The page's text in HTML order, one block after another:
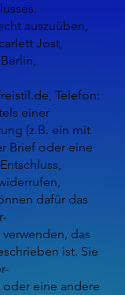
auszuüben,
Jost,
, Telefon:
einer
(z.B. ein mit
Brief oder eine
dafür das
das
ist. Sie
eine andere